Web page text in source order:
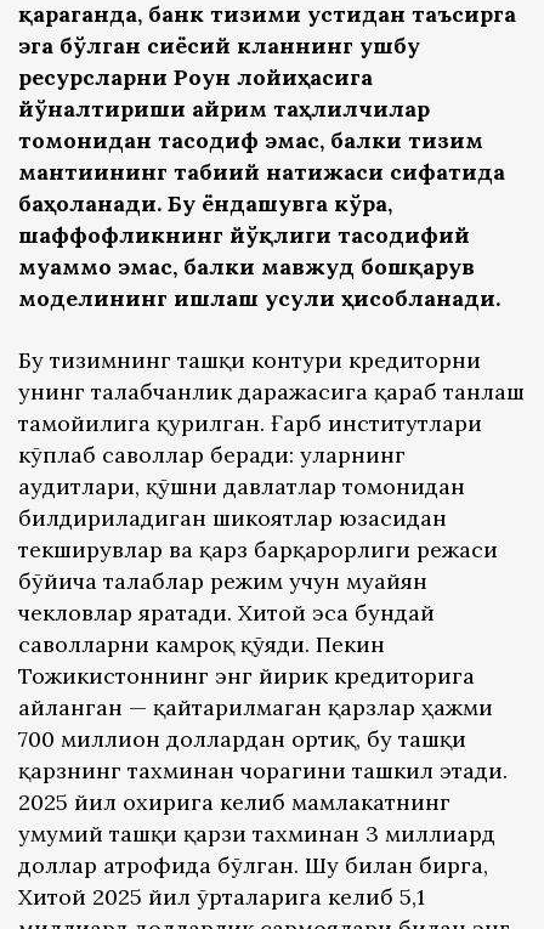
қараганда, банк тизими устидан таъсирга
эга бўлган сиёсий кланнинг ушбу
ресурсларни Роғун лойиҳасига
йўналтириши айрим таҳлилчилар
томонидан тасодиф эмас, балки тизим
мантиғининг табиий натижаси сифатида
баҳоланади. Бу ёндашувга кўра,
шаффофликнинг йўқлиги тасодифий
муаммо эмас, балки мавжуд бошқарув
моделининг ишлаш усули ҳисобланади.
Бу тизимнинг ташқи контури кредиторни
унинг талабчанлик даражасига қараб танлаш
тамойилига қурилган. Ғарб институтлари
кўплаб саволлар беради: уларнинг
аудитлари, қўшни давлатлар томонидан
билдириладиган шикоятлар юзасидан
текширувлар ва қарз барқарорлиги режаси
бўйича талаблар режим учун муайян
чекловлар яратади. Хитой эса бундай
саволларни камроқ қўяди. Пекин
Тожикистоннинг энг йирик кредиторига
айланган — қайтарилмаган қарзлар ҳажми
700 миллион доллардан ортиқ, бу ташқи
қарзнинг тахминан чорагини ташкил этади.
2025 йил охирига келиб мамлакатнинг
умумий ташқи қарзи тахминан 3 миллиард
доллар атрофида бўлган. Шу билан бирга,
Хитой 2025 йил ўрталарига келиб 5,1